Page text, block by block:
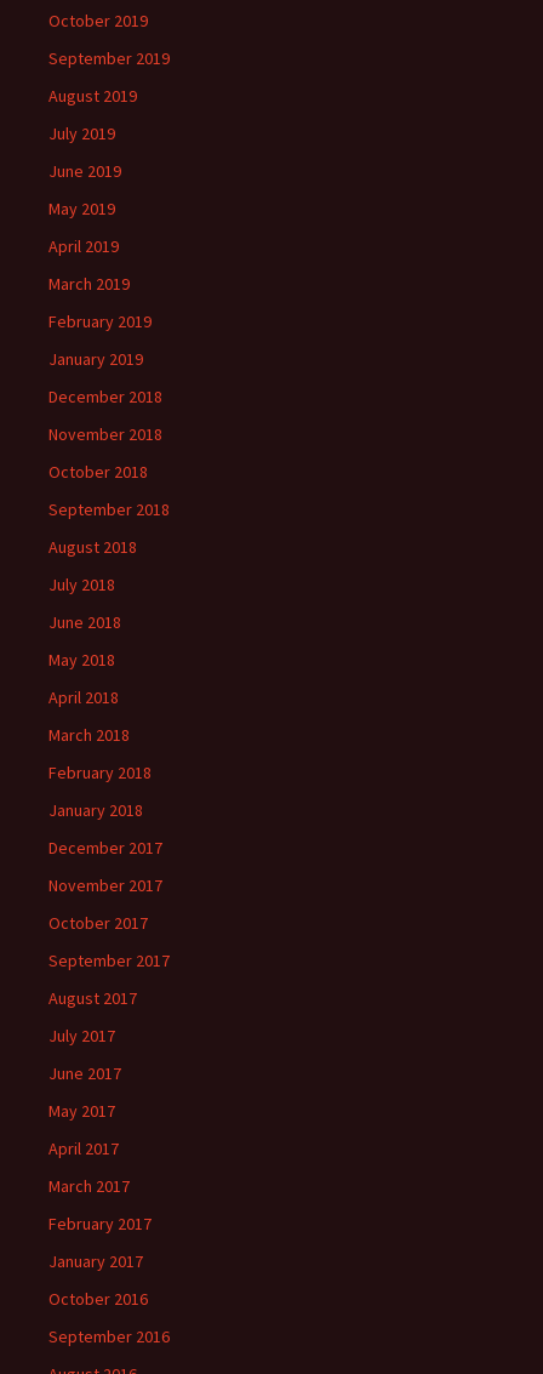
October 2019
September 2019
August 2019
July 2019
June 2019
May 2019
April 2019
March 2019
February 2019
January 2019
December 2018
November 2018
October 2018
September 2018
August 2018
July 2018
June 2018
May 2018
April 2018
March 2018
February 2018
January 2018
December 2017
November 2017
October 2017
September 2017
August 2017
July 2017
June 2017
May 2017
April 2017
March 2017
February 2017
January 2017
October 2016
September 2016